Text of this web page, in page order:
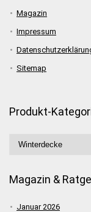
Magazin
Impressum
Sitemap
Produkt-
Magazin &
Januar 2026